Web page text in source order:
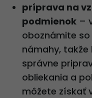
príprava na
podmienok –
oboznámite
námahy,
správne
obliekania a
môžete získať